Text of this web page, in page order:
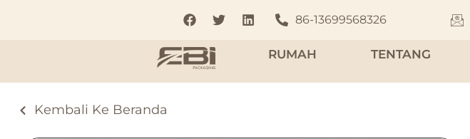
86-13699568326
RUMAH TENTANG
Kembali Ke Beranda